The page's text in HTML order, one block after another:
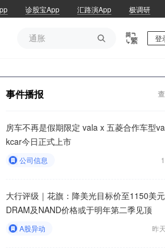
诊股宝App 汇路演App 极调研

通胀
登
事件播报
房车不再是假期限定 vala x 五菱合作车型
kcar今日正式上市
公司信息
大行评级｜花旗：降美光目标价至1150美元
DRAM及NAND价格或于明年第二季见顶
A股异动 昨